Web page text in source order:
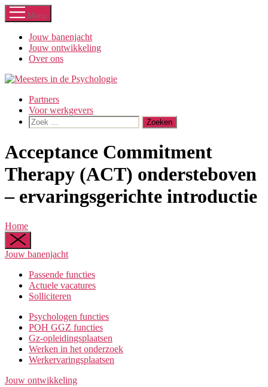
Ga
naar
inhoud
Menu
Jouw banenjacht
Jouw ontwikkeling
Over ons
Partners
Voor werkgevers
Zoeken
naar:
Acceptance Commitment
Therapy (ACT) ondersteboven
– ervaringsgerichte introductie
Home
Jouw banenjacht
Passende functies
Actuele vacatures
Solliciteren
Psychologen functies
POH GGZ functies
Gz-opleidingsplaatsen
Werken in het onderzoek
Werkervaringsplaatsen
Jouw ontwikkeling